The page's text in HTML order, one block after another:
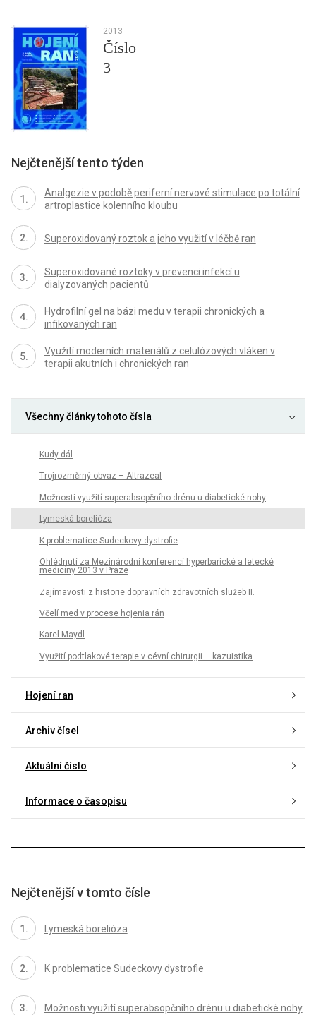
2013
Číslo
3
Nejčtenější tento týden
Analgezie v podobě periferní nervové stimulace po totální
artroplastice kolenního kloubu
Superoxidovaný roztok a jeho využití v léčbě ran
Superoxidované roztoky v prevenci infekcí u
dialyzovaných pacientů
Hydrofilní gel na bázi medu v terapii chronických a
infikovaných ran
Využití moderních materiálů z celulózových vláken v
terapii akutních i chronických ran
Všechny články tohoto čísla
Kudy dál
Trojrozměrný obvaz – Altrazeal
Možnosti využití superabsopčního drénu u diabetické nohy
Lymeská borelióza
K problematice Sudeckovy dystrofie
Ohlédnutí za Mezinárodní konferencí hyperbarické a letecké
medicíny 2013 v Praze
Zajímavosti z historie dopravních zdravotních služeb II.
Včelí med v procese hojenia rán
Karel Maydl
Využití podtlakové terapie v cévní chirurgii – kazuistika
Hojení ran
Archiv čísel
Aktuální číslo
Informace o časopisu
Nejčtenější v tomto čísle
Lymeská borelióza
K problematice Sudeckovy dystrofie
Možnosti využití superabsopčního drénu u diabetické nohy